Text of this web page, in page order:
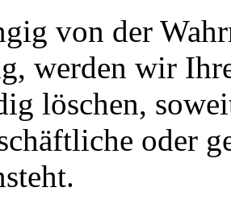
von der
werden wir
löschen,
oder